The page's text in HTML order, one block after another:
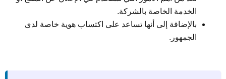
الخدمة الخاصة بالشركة.
بالإضافة إلى أنها تساعد على اكتساب هوية خاصة لدى
الجمهور.